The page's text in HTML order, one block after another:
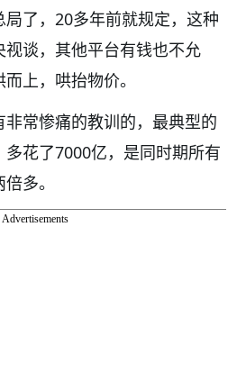
了，20多年前就规定，这种
谈，其他平台有钱也不允
上，哄抬物价。
常惨痛的教训的，最典型的
花了7000亿，是同时期所有
多。
Advertisements